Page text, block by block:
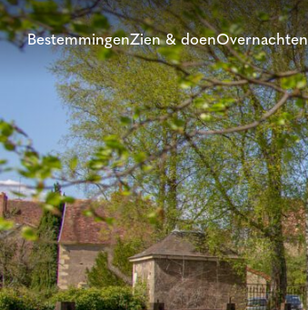
BestemmingenZien & doenOvernachten